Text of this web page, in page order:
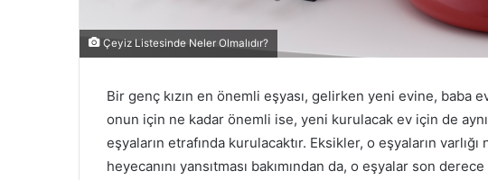
Çeyiz Listesinde Neler Olmalıdır?
Bir genç kızın en önemli eşyası, gelirken yeni evine, baba
onun için ne kadar önemli ise, yeni kurulacak ev için de
eşyaların etrafında kurulacaktır. Eksikler, o eşyaların
heyecanını yansıtması bakımından da, o eşyalar son